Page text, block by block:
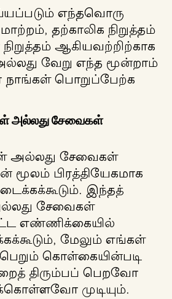
எந்தவொரு
தற்காலிக நிறுத்தம்
ஆகியவற்றிற்காக
வேறு எந்த மூன்றாம்
நாங்கள் பொறுப்பேற்க
அல்லது சேவைகள்
அல்லது சேவைகள்
பிரத்தியேகமாக
இந்தத்
சேவைகள்
எண்ணிக்கையில்
மேலும் எங்கள்
கொள்கையின்படி
திரும்பப் பெறவோ
​​முடியும்.